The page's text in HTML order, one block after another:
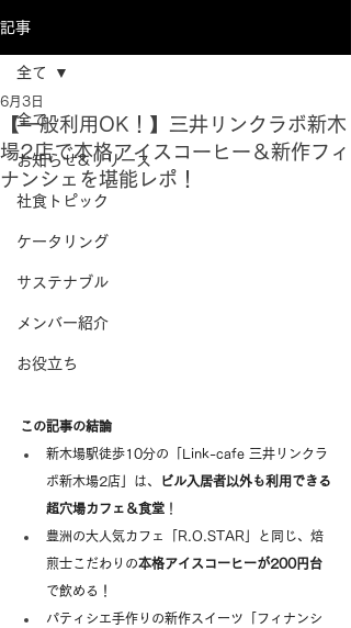
記事
全て
お知らせ&リリース
社食トピック
ケータリング
サステナブル
メンバー紹介
お役立ち
全て
【一般利用OK！】三井リンクラボ新木
場2店で本格アイスコーヒー＆新作フィ
ナンシェを堪能レポ！
6月3日
この記事の結論
新木場駅徒歩10分の「Link-cafe 三井リンクラ
ボ新木場2店」は、 ビル入居者以外も利用できる
超穴場カフェ＆食堂 ！
豊洲の大人気カフェ「R.O.STAR」と同じ、焙
煎士こだわりの本格アイスコーヒーが200円台
で飲める！
パティシエ手作りの新作スイーツ「フィナンシ